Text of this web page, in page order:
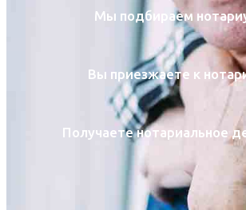
Мы подбираем
Вы приезжаете к
Получаете нотариальное